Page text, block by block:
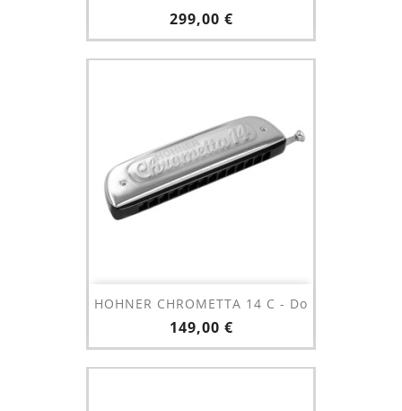
Prix
299,00 €
HOHNER CHROMETTA 14 C - Do
Prix
149,00 €